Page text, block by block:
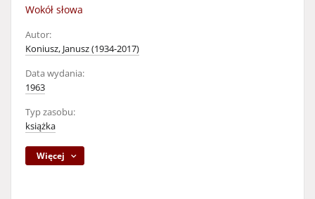
Wokół słowa
Autor:
Koniusz, Janusz (1934-2017)
Data wydania:
1963
Typ zasobu:
książka
Więcej